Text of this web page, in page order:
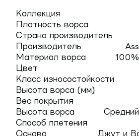
Коллекция
Плотность ворса
Страна производитель
Производитель
Материал ворса
Цвет
Класс износостойкости
Высота ворса (мм)
Вес покрытия
Высота ворса
Способ плетения
Основа
Джут и